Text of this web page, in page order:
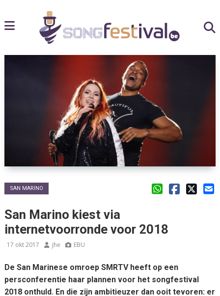
SAN MARINO
San Marino kiest via
internetvoorronde voor 2018
17 okt 2017 jhe EBU
De San Marinese omroep SMRTV heeft op een
persconferentie haar plannen voor het songfestival
2018 onthuld. En die zijn ambitieuzer dan ooit tevoren: er